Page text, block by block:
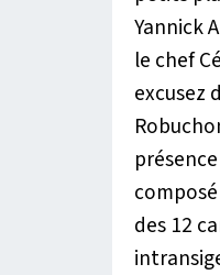
Yannick
le chef
excusez
des 12